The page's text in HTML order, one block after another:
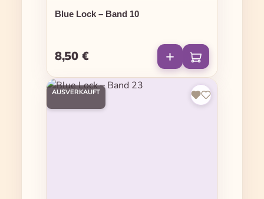
Blue Lock – Band 10
Regulärer Preis:
8,50 €
AUSVERKAUFT